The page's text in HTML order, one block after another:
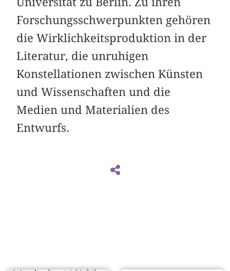
Forschungsschwerpunkten gehören
die Wirklichkeitsproduktion in der
Literatur, die unruhigen
Konstellationen zwischen Künsten
und Wissenschaften und die
Medien und Materialien des
Entwurfs.